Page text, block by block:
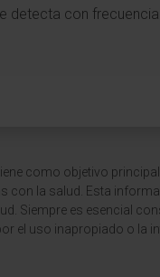
detecta con
como objetivo
la salud. Esta
Siempre es esencial
el uso inapropiado o la